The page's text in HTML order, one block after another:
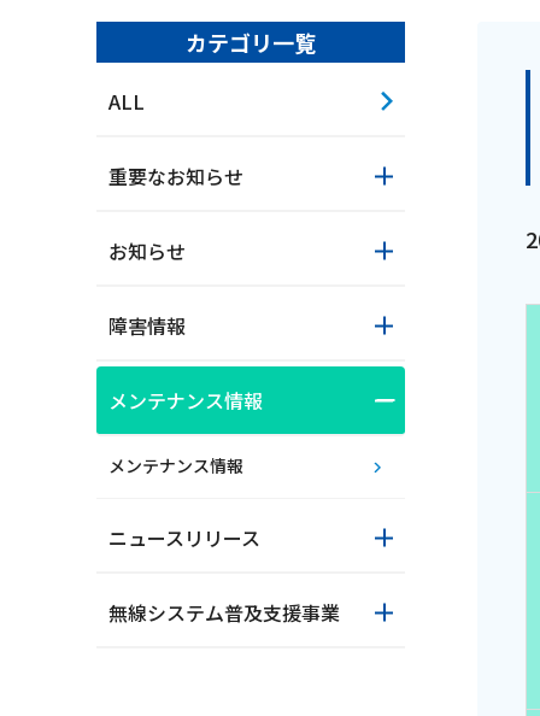
おトクな情報
カテゴリ一覧
ALL
重要なお知らせ
お知らせ
障害情報
メンテナンス情報
メンテナンス情報
ニュースリリース
無線システム普及支援事業